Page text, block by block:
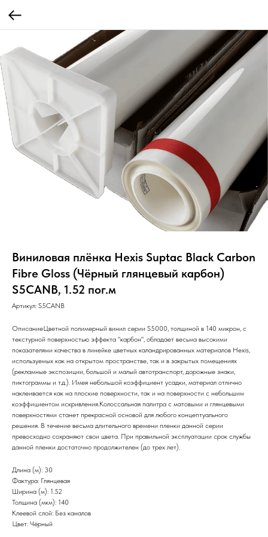
Виниловая плёнка Hexis Suptac Black Carbon
Fibre Gloss (Чёрный глянцевый карбон)
S5CANB, 1.52 пог.м
Артикул: S5CANB
ОписаниеЦветной полимерный винил серии S5000, толщиной в 140 микрон, с
текстурной поверхностью эффекта "карбон", обладает весьма высокими
показателями качества в линейке цветных каландрированных материалов Hexis,
используемых как на открытом пространстве, так и в закрытых помещениях
(рекламные экспозиции, большой и малый автотранспорт, дорожные знаки,
пиктограммы и т.д.). Имея небольшой коэффициент усадки, материал отлично
наклеивается как на плоские поверхности, так и на поверхности с небольшим
коэффициентом искривления.Колоссальная палитра с матовыми и глянцевыми
поверхностями станет прекрасной основой для любого концептуального
решения. В течение весьма длительного времени пленки данной серии
превосходно сохраняют свои цвета. При правильной эксплуатации срок службы
данной пленки достаточно продолжителен (до трех лет).
Длина (м): 30
Фактура: Глянцевая
Ширина (м): 1.52
Толщина (мкм): 140
Клеевой слой: Без каналов
Цвет: Чёрный